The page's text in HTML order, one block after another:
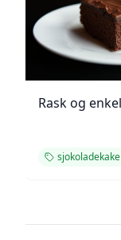
Rask og
sjokoladekake